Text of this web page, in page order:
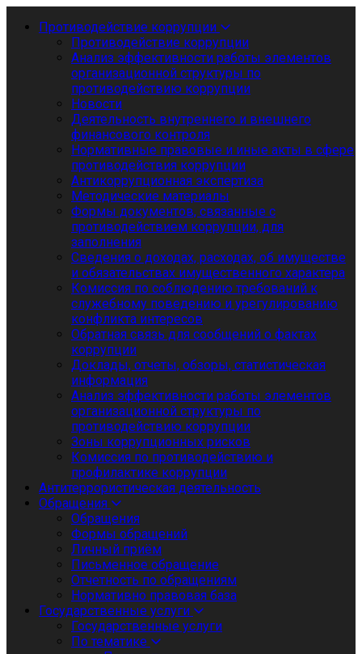
Противодействие коррупции
Противодействие коррупции
Анализ эффективности работы элементов
организационной структуры по
противодействию коррупции
Новости
Деятельность внутреннего и внешнего
финансового контроля
Нормативные правовые и иные акты в сфере
противодействия коррупции
Антикоррупционная экспертиза
Методические материалы
Формы документов, связанные с
противодействием коррупции, для
заполнения
Сведения о доходах, расходах, об имуществе
и обязательствах имущественного характера
Комиссия по соблюдению требований к
служебному поведению и урегулированию
конфликта интересов
Обратная связь для сообщений о фактах
коррупции
Доклады, отчеты, обзоры, статистическая
информация
Анализ эффективности работы элементов
организационной структуры по
противодействию коррупции
Зоны коррупционных рисков
Комиссия по противодействию и
профилактике коррупции
Антитеррористическая деятельность
Обращения
Обращения
Формы обращений
Личный приём
Письменное обращение
Отчетность по обращениям
Нормативно правовая база
Государственные услуги
Государственные услуги
По тематике